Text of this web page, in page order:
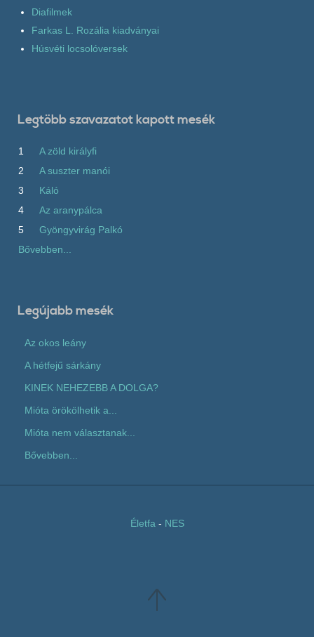
Diafilmek
Farkas L. Rozália kiadványai
Húsvéti locsolóversek
Legtöbb szavazatot kapott mesék
1
A zöld királyfi
2
A suszter manói
3
Káló
4
Az aranypálca
5
Gyöngyvirág Palkó
Bővebben...
Legújabb mesék
Az okos leány
A hétfejű sárkány
KINEK NEHEZEBB A DOLGA?
Mióta örökölhetik a...
Mióta nem választanak...
Bővebben...
Életfa - NES